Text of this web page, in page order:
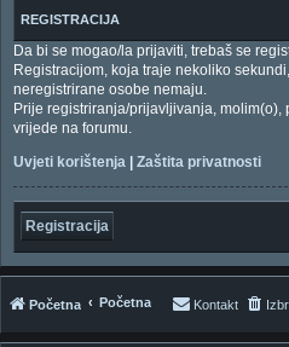
REGISTRACIJA
Da bi se mogao/la prijaviti, trebaš se
Registracijom, koja traje nekoliko
neregistrirane osobe nemaju.
Prije registriranja/prijavljivanja,
vrijede na forumu.
Uvjeti korištenja | Zaštita privatnosti
Registracija
Početna Početna Kontakt